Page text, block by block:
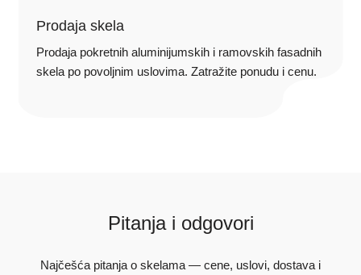
Prodaja skela
Prodaja pokretnih aluminijumskih i ramovskih fasadnih
skela po povoljnim uslovima. Zatražite ponudu i cenu.
Pitanja i odgovori
Najčešća pitanja o skelama — cene, uslovi, dostava i